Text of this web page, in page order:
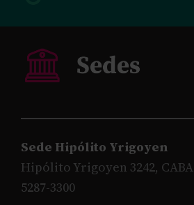
Sede Hipólito Yrigoyen
Hipólito Yrigoyen 3242, CABA
5287-3300